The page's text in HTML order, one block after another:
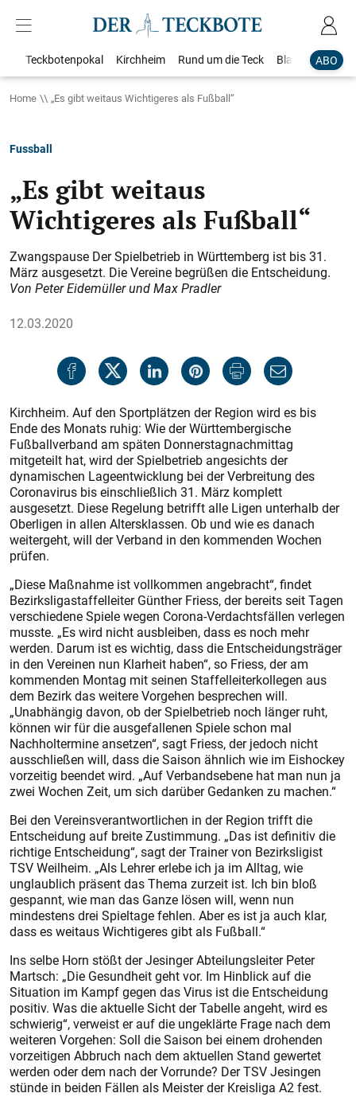
ABO
Teckbotenpokal Kirchheim Rund um die Teck Blaulicht
Home „Es gibt weitaus Wichtigeres als Fußball“
Fussball
„Es gibt weitaus
Wichtigeres als Fußball“
Zwangspause Der Spielbetrieb in Württemberg ist bis 31.
März ausgesetzt. Die Vereine begrüßen die Entscheidung.
Von Peter Eidemüller und Max Pradler
12.03.2020
Kirchheim. Auf den Sportplätzen der Region wird es bis
Ende des Monats ruhig: Wie der Württembergische
Fußballverband am späten Donnerstagnachmittag
mitgeteilt hat, wird der Spielbetrieb angesichts der
dynamischen Lageentwicklung bei der Verbreitung des
Coronavirus bis einschließlich 31. März komplett
ausgesetzt. Diese Regelung betrifft alle Ligen unterhalb der
Oberligen in allen Altersklassen. Ob und wie es danach
weitergeht, will der Verband in den kommenden Wochen
prüfen.
„Diese Maßnahme ist vollkommen angebracht“, findet
Bezirksligastaffelleiter Günther Friess, der bereits seit Tagen
verschiedene Spiele wegen Corona-Verdachtsfällen verlegen
musste. „Es wird nicht ausbleiben, dass es noch mehr
werden. Darum ist es wichtig, dass die Entscheidungsträger
in den Vereinen nun Klarheit haben“, so Friess, der am
kommenden Montag mit seinen Staffelleiterkollegen aus
dem Bezirk das weitere Vorgehen besprechen will.
„Unabhängig davon, ob der Spielbetrieb noch länger ruht,
können wir für die ausgefallenen Spiele schon mal
Nachholtermine ansetzen“, sagt Friess, der jedoch nicht
ausschließen will, dass die Saison ähnlich wie im Eishockey
vorzeitig beendet wird. „Auf Verbandsebene hat man nun ja
zwei Wochen Zeit, um sich darüber Gedanken zu machen.“
Bei den Vereinsverantwortlichen in der Region trifft die
Entscheidung auf breite Zustimmung. „Das ist definitiv die
richtige Entscheidung“, sagt der Trainer von Bezirksligist
TSV Weilheim. „Als Lehrer erlebe ich ja im Alltag, wie
unglaublich präsent das Thema zurzeit ist. Ich bin bloß
gespannt, wie man das Ganze lösen will, wenn nun
mindestens drei Spieltage fehlen. Aber es ist ja auch klar,
dass es weitaus Wichtigeres gibt als Fußball.“
Ins selbe Horn stößt der Jesinger Abteilungsleiter Peter
Martsch: „Die Gesundheit geht vor. Im Hinblick auf die
Situation im Kampf gegen das Virus ist die Entscheidung
positiv. Was die aktuelle Sicht der Tabelle angeht, wird es
schwierig“, verweist er auf die ungeklärte Frage nach dem
weiteren Vorgehen: Soll die Saison bei einem drohenden
vorzeitigen Abbruch nach dem aktuellen Stand gewertet
werden oder dem nach der Vorrunde? Der TSV Jesingen
stünde in beiden Fällen als Meister der Kreisliga A2 fest.